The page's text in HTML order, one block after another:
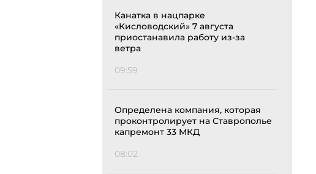
Канатка в нацпарке
«Кисловодский» 7 августа
приостанавила работу из-за
ветра
09:59
Определена компания, которая
проконтролирует на Ставрополье
капремонт 33 МКД
08:02